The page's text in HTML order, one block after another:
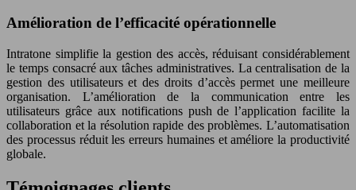
Amélioration de l’efficacité opérationnelle
Intratone simplifie la gestion des accès, réduisant considérablement
le temps consacré aux tâches administratives. La centralisation de la
gestion des utilisateurs et des droits d’accès permet une meilleure
organisation. L’amélioration de la communication entre les
utilisateurs grâce aux notifications push de l’application facilite la
collaboration et la résolution rapide des problèmes. L’automatisation
des processus réduit les erreurs humaines et améliore la productivité
globale.